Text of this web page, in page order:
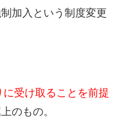
加入という制度変更
受け取ることを前提
のもの。